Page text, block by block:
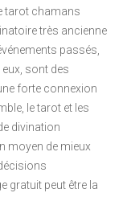
tarot chamans
très ancienne
passés,
sont des
forte connexion
le tarot et les
divination
moyen de mieux
gratuit peut être la